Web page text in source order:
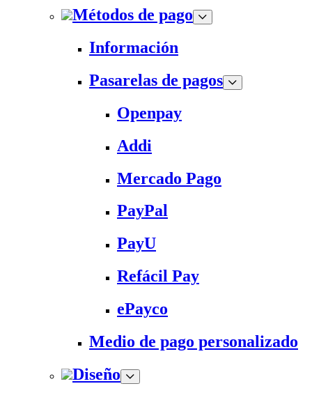
Métodos de pago
Información
Pasarelas de pagos
Openpay
Addi
Mercado Pago
PayPal
PayU
Refácil Pay
ePayco
Medio de pago personalizado
Diseño